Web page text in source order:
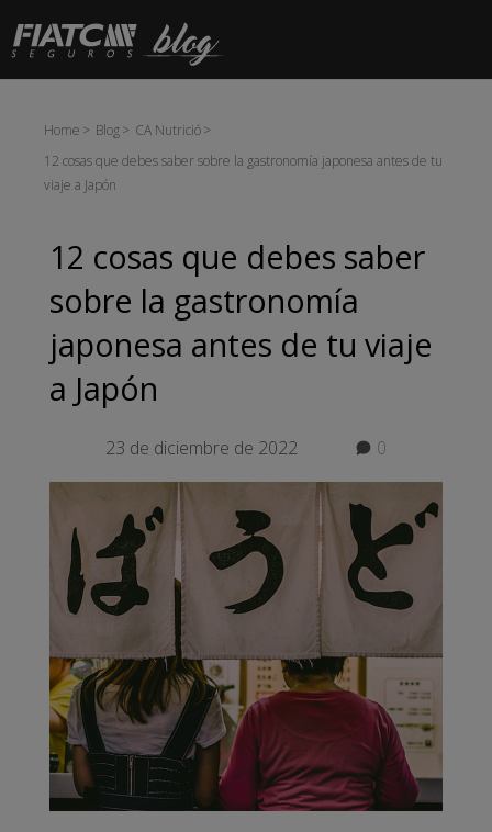
Saltar al contenido principal
Home Blog
CA Nutrició
12 cosas que debes saber sobre la gastronomía japonesa antes de tu
viaje a Japón
12 cosas que debes saber
sobre la gastronomía
japonesa antes de tu viaje
a Japón
23 de diciembre de 2022 0